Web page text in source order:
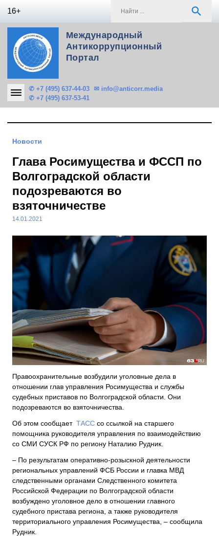
16+ search
Международный
Антикоррупционный
Портал
✆ +7 (495) 637-44-03
✆ +7 (495) 637-53-41
✉ info@anticorr.media
Новости
Глава Росимущества и ФССП по
Волгоградской области
подозреваются во
взяточничестве
14.01.2021
Правоохранительные возбудили уголовные дела в
отношении глав управления Росимущества и службы
судебных приставов по Волгоградской области. Они
подозреваются во взяточничества.
Об этом сообщает ТАСС со ссылкой на старшего
помощника руководителя управления по взаимодействию
со СМИ СУСК РФ по региону Наталию Рудник.
– По результатам оперативно-розыскной деятельности
региональных управлений ФСБ России и главка МВД
следственными органами Следственного комитета
Российской Федерации по Волгоградской области
возбуждено уголовное дело в отношении главного
судебного пристава региона, а также руководителя
территориального управления Росимущества, – сообщила
Рудник.